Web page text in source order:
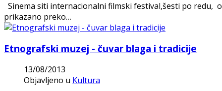
Sinema siti internacionalni filmski festival,šesti po redu,
prikazano preko…
Etnografski muzej - čuvar blaga i tradicije
13/08/2013
Objavljeno u Kultura